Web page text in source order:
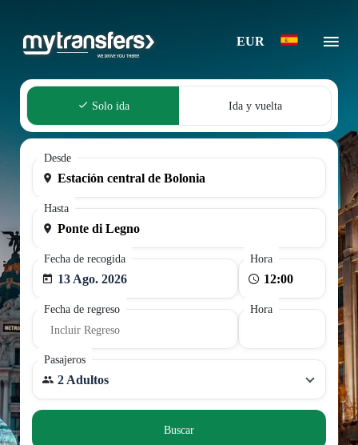
EUR
Solo ida Ida y vuelta
Desde
Hasta
Fecha de recogida
13 Ago. 2026
Hora
Fecha de regreso
Incluir Regreso
Hora
Pasajeros
2 Adultos
Buscar